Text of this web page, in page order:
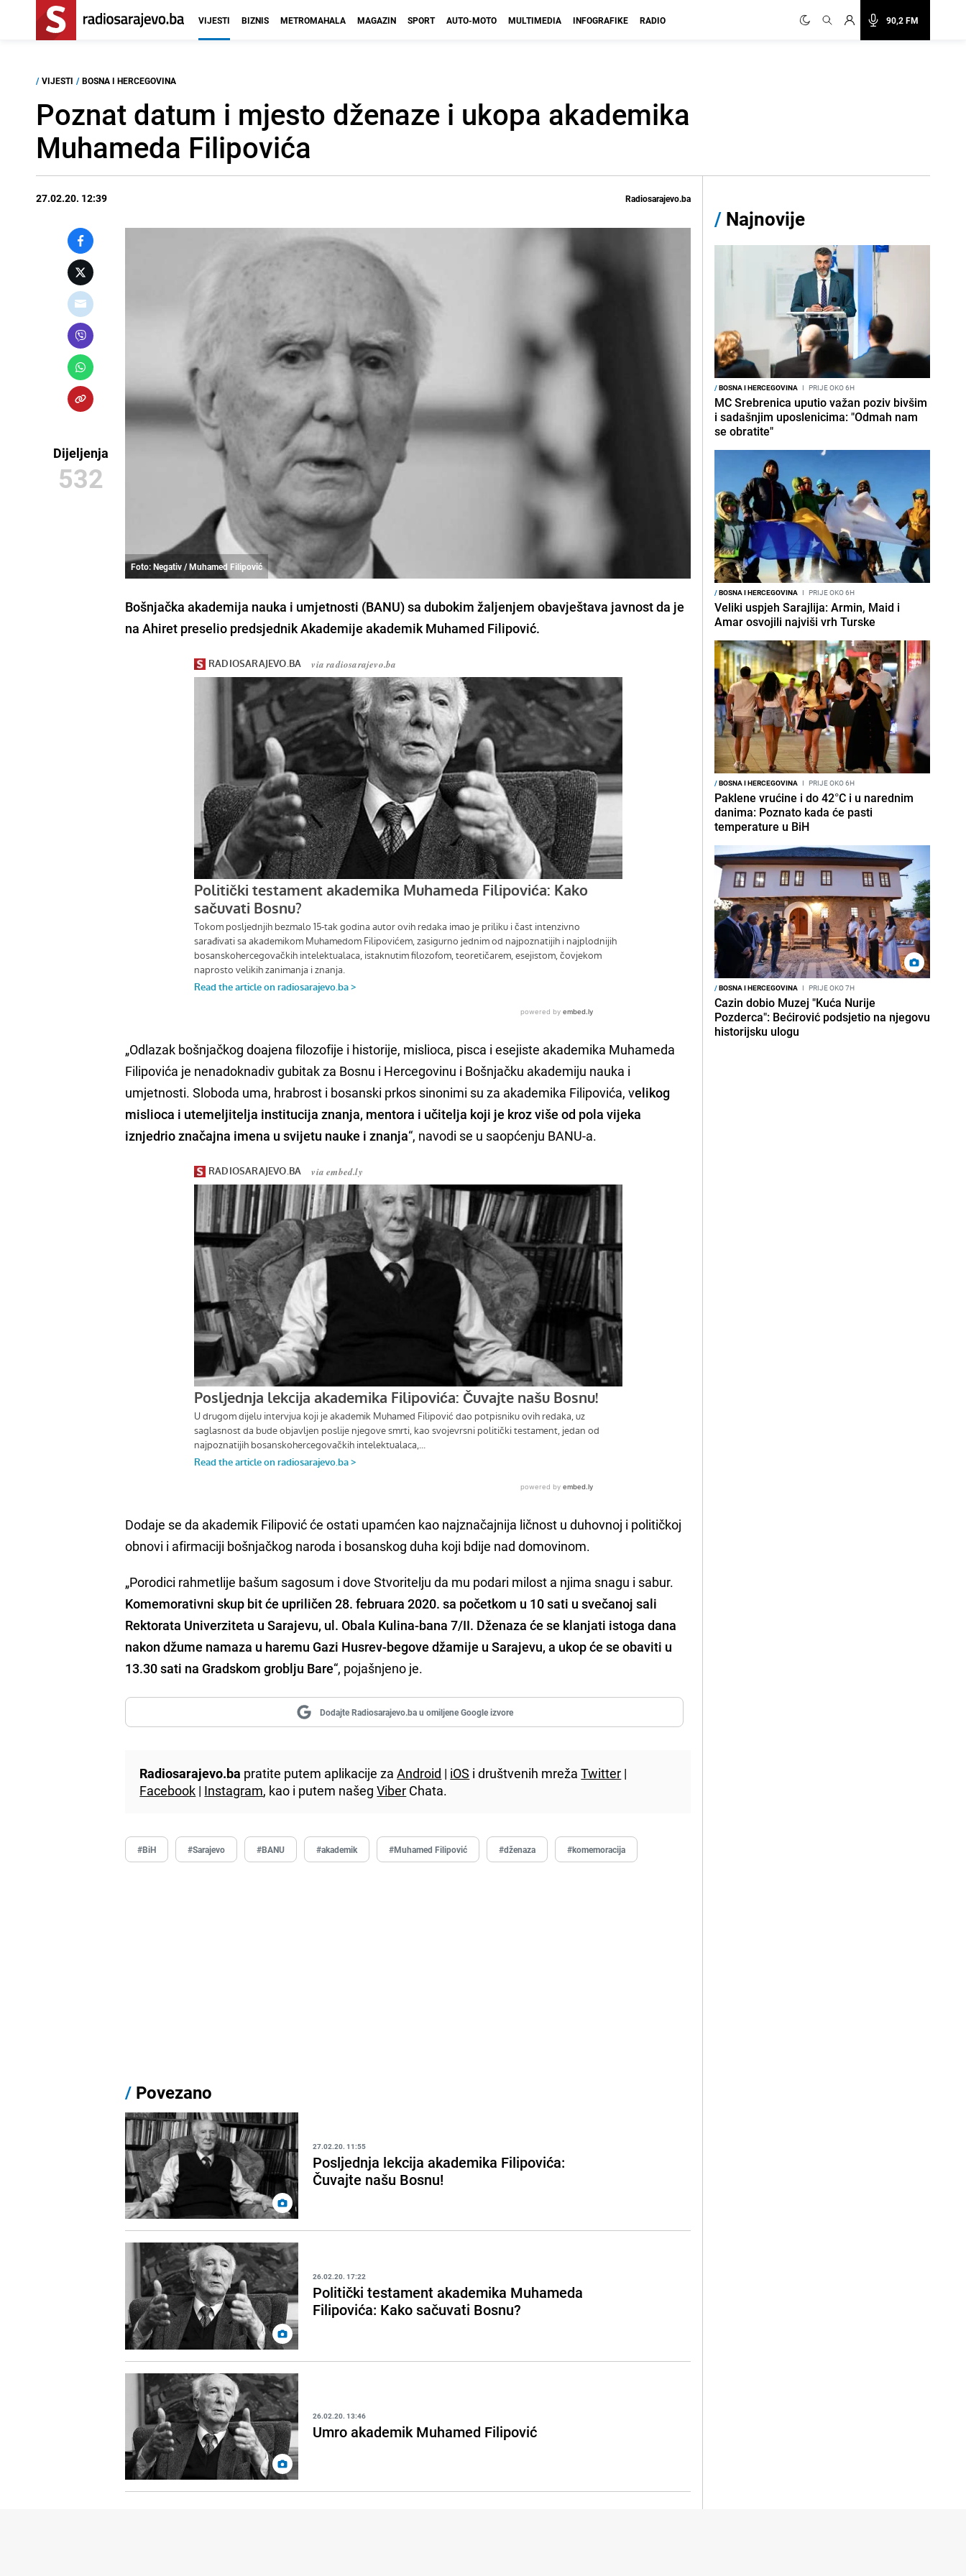
90,2 FM
VIJESTI BIZNIS METROMAHALA MAGAZIN SPORT AUTO-MOTO MULTIMEDIA INFOGRAFIKE RADIO
/ VIJESTI / BOSNA I HERCEGOVINA
Poznat datum i mjesto dženaze i ukopa akademika
Muhameda Filipovića
27.02.20. 12:39 Radiosarajevo.ba
Dijeljenja
532
Foto: Negativ / Muhamed Filipović
Bošnjačka akademija nauka i umjetnosti (BANU) sa dubokim žaljenjem obavještava javnost da je
na Ahiret preselio predsjednik Akademije akademik Muhamed Filipović.
„Odlazak bošnjačkog doajena filozofije i historije, mislioca, pisca i esejiste akademika Muhameda
Filipovića je nenadoknadiv gubitak za Bosnu i Hercegovinu i Bošnjačku akademiju nauka i
umjetnosti. Sloboda uma, hrabrost i bosanski prkos sinonimi su za akademika Filipovića, velikog
mislioca i utemeljitelja institucija znanja, mentora i učitelja koji je kroz više od pola vijeka
iznjedrio značajna imena u svijetu nauke i znanja“, navodi se u saopćenju BANU-a.
Dodaje se da akademik Filipović će ostati upamćen kao najznačajnija ličnost u duhovnoj i političkoj
obnovi i afirmaciji bošnjačkog naroda i bosanskog duha koji bdije nad domovinom.
„Porodici rahmetlije bašum sagosum i dove Stvoritelju da mu podari milost a njima snagu i sabur.
Komemorativni skup bit će upriličen 28. februara 2020. sa početkom u 10 sati u svečanoj sali
Rektorata Univerziteta u Sarajevu, ul. Obala Kulina-bana 7/II. Dženaza će se klanjati istoga dana
nakon džume namaza u haremu Gazi Husrev-begove džamije u Sarajevu, a ukop će se obaviti u
13.30 sati na Gradskom groblju Bare“, pojašnjeno je.
Dodajte Radiosarajevo.ba u omiljene Google izvore
Radiosarajevo.ba pratite putem aplikacije zaAndroid | iOS i društvenih mrežaTwitter |
Facebook | Instagram, kao i putem našegViber Chata.
#BiH #Sarajevo #BANU #akademik #Muhamed Filipović #dženaza #komemoracija
/ Povezano
27.02.20. 11:55
Posljednja lekcija akademika Filipovića:
Čuvajte našu Bosnu!
26.02.20. 17:22
Politički testament akademika Muhameda
Filipovića: Kako sačuvati Bosnu?
26.02.20. 13:46
Umro akademik Muhamed Filipović
/ Najnovije
/BOSNA I HERCEGOVINA I PRIJE OKO 6H
MC Srebrenica uputio važan poziv bivšim
i sadašnjim uposlenicima: "Odmah nam
se obratite"
/BOSNA I HERCEGOVINA I PRIJE OKO 6H
Veliki uspjeh Sarajlija: Armin, Maid i
Amar osvojili najviši vrh Turske
/BOSNA I HERCEGOVINA I PRIJE OKO 6H
Paklene vrućine i do 42°C i u narednim
danima: Poznato kada će pasti
temperature u BiH
/BOSNA I HERCEGOVINA I PRIJE OKO 7H
Cazin dobio Muzej "Kuća Nurije
Pozderca": Bećirović podsjetio na njegovu
historijsku ulogu